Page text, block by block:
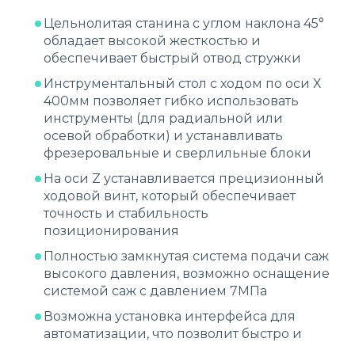
Цельнолитая станина с углом наклона 45°
обладает высокой жесткостью и
обеспечивает быстрый отвод стружки
Инструментальный стол с ходом по оси Х
400мм позволяет гибко использовать
инструменты (для радиальной или
осевой обработки) и устанавливать
фрезеровальные и сверлильные блоки
На оси Z устанавливается прецизионный
ходовой винт, который обеспечивает
точность и стабильность
позиционирования
Полностью замкнутая система подачи саж
высокого давления, возможно оснащение
системой саж с давлением 7МПа
Возможна установка интерфейса для
автоматизации, что позволит быстро и